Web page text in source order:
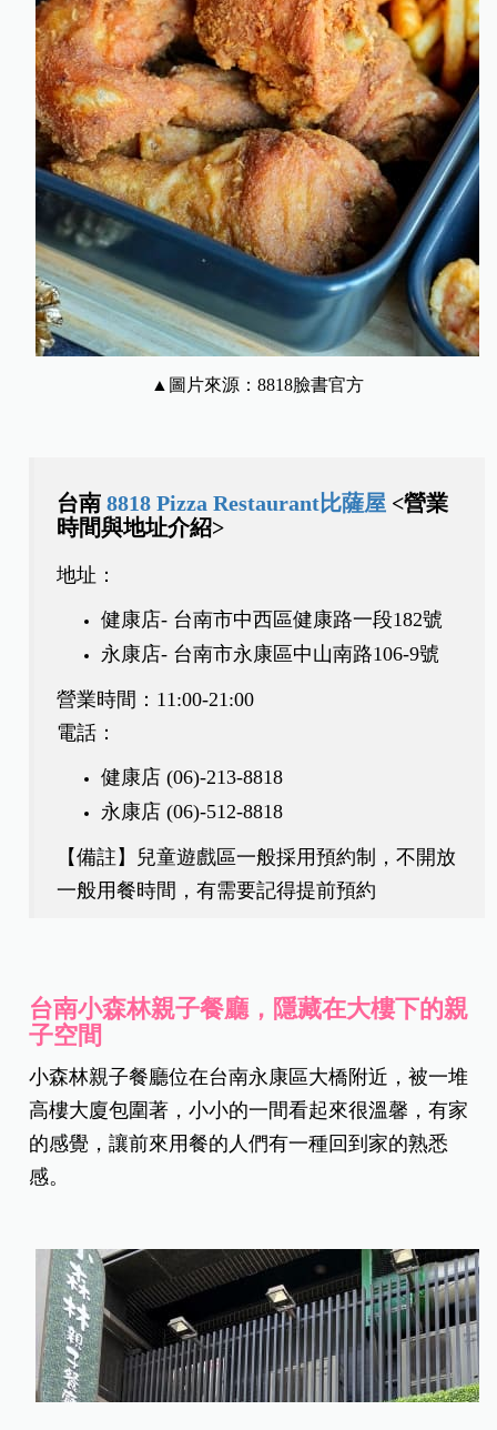
▲圖片來源：8818臉書官方
台南8818 Pizza Restaurant比薩屋 <營業
時間與地址介紹>
地址：
健康店- 台南市中西區健康路一段182號
永康店- 台南市永康區中山南路106-9號
營業時間：11:00-21:00
電話：
健康店 (06)-213-8818
永康店 (06)-512-8818
【備註】兒童遊戲區一般採用預約制，不開放
一般用餐時間，有需要記得提前預約
台南小森林親子餐廳，隱藏在大樓下的親
子空間
小森林親子餐廳位在台南永康區大橋附近，被一堆
高樓大廈包圍著，小小的一間看起來很溫馨，有家
的感覺，讓前來用餐的人們有一種回到家的熟悉
感。